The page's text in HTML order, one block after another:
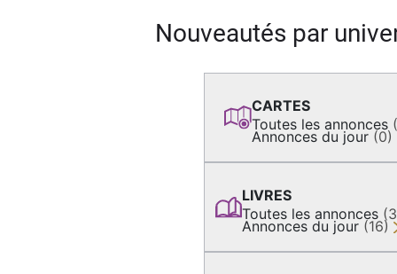
Nouveautés par
CARTES
Toutes les annonces
Annonces du jour (0)
LIVRES
Toutes les annonces
Annonces du jour (16)